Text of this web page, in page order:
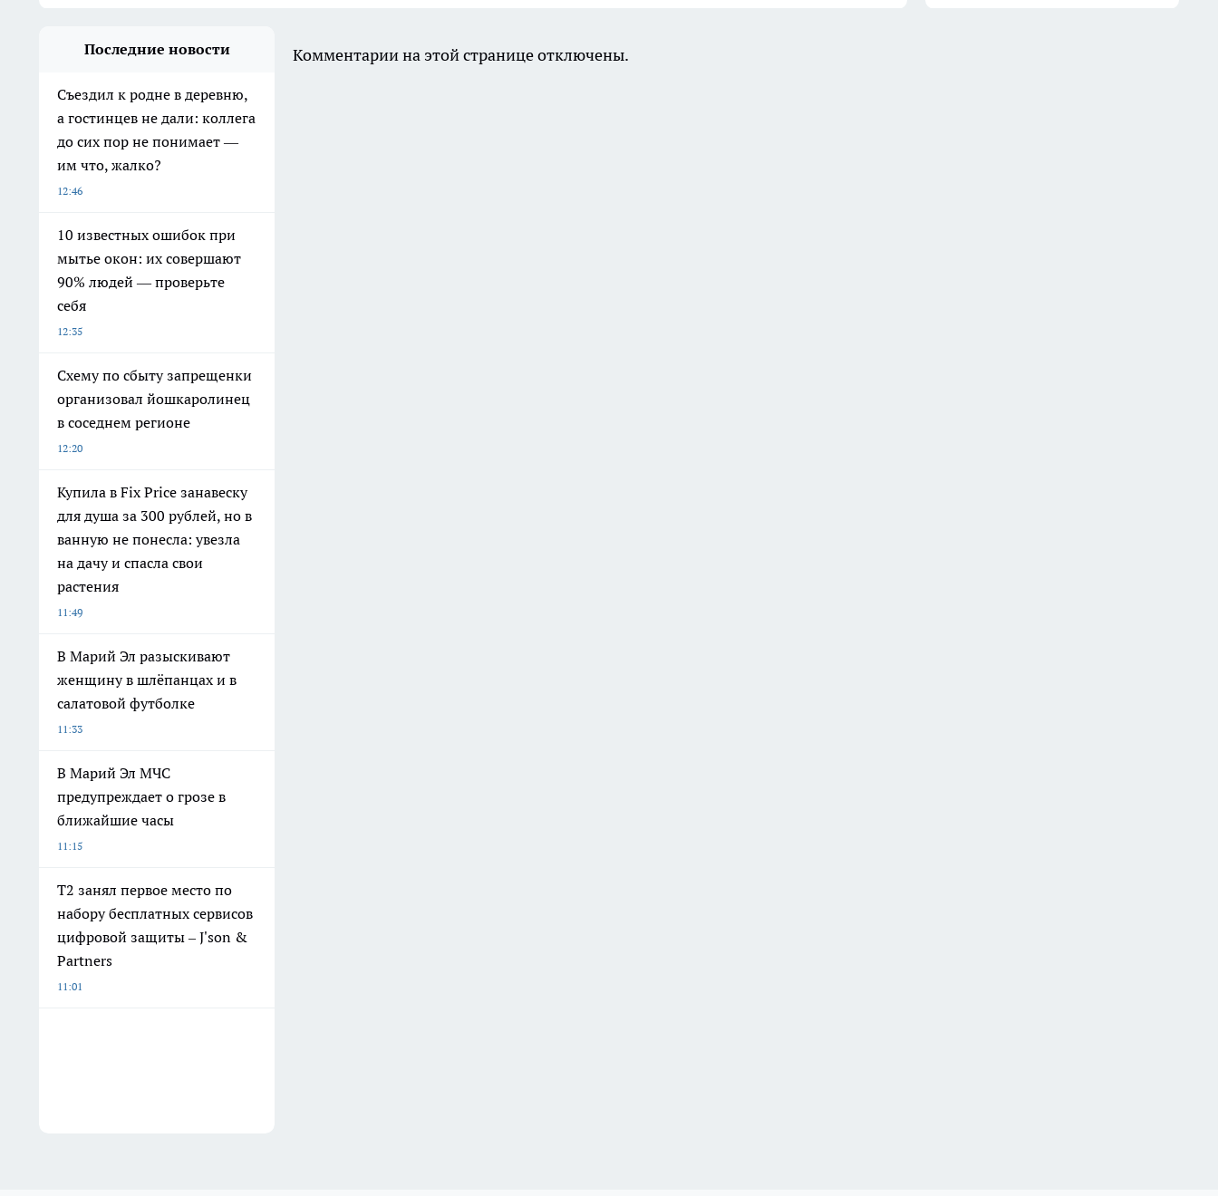
Последние новости
Съездил к родне в деревню,
а гостинцев не дали: коллега
до сих пор не понимает —
им что, жалко?
12:46
10 известных ошибок при
мытье окон: их совершают
90% людей — проверьте
себя
12:35
Схему по сбыту запрещенки
организовал йошкаролинец
в соседнем регионе
12:20
Купила в Fix Price занавеску
для душа за 300 рублей, но в
ванную не понесла: увезла
на дачу и спасла свои
растения
11:49
В Марий Эл разыскивают
женщину в шлёпанцах и в
салатовой футболке
11:33
В Марий Эл МЧС
предупреждает о грозе в
ближайшие часы
11:15
Т2 занял первое место по
набору бесплатных сервисов
цифровой защиты – J'son &
Partners
11:01
Комментарии на этой странице отключены.